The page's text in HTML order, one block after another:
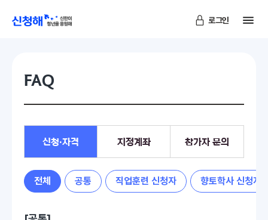
로그인
FAQ
신청·자격 지정계좌 참가자 문의
전체 공통 직업훈련 신청자 향토학사 신청자